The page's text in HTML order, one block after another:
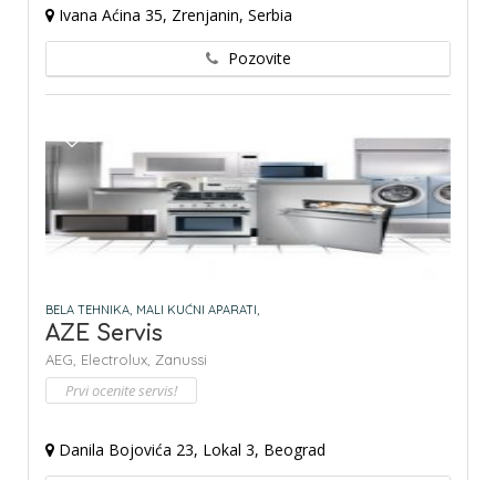
Ivana Aćina 35, Zrenjanin, Serbia
Pozovite
BELA TEHNIKA, MALI KUĆNI APARATI,
AZE Servis
AEG, Electrolux, Zanussi
Prvi ocenite servis!
Danila Bojovića 23, Lokal 3, Beograd